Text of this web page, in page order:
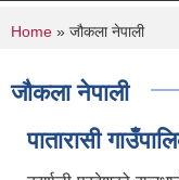
You are here
Home » जौकला नेपाली
जौकला नेपाली
पातारासी